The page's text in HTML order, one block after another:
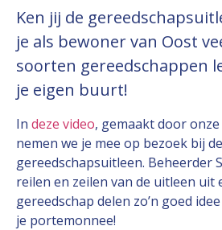
Ken jij de
je als bewoner van Oost
soorten gereedschappen
je eigen buurt!
In deze video, gemaakt door
nemen we je mee op bezoek bij de
gereedschapsuitleen. Beheerder
reilen en zeilen van de uitleen uit
gereedschap delen zo’n goed
je portemonnee!